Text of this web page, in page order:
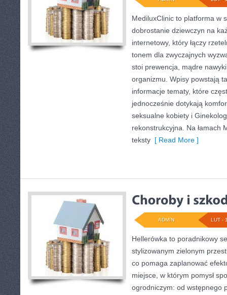
MediluxClinic to platforma w
dobrostanie dziewczyn na
internetowy, który łączy
tonem dla zwyczajnych
stoi prewencja, mądre
organizmu. Wpisy powstają
informacje tematy, które
jednocześnie dotykają
seksualne kobiety i
rekonstrukcyjna. Na łamach
teksty [ Read More ]
LUT -
ADMIN
Hellerówka to poradnikowy
stylizowanym zielonym
co pomaga zaplanować
miejsce, w którym pomysł
ogrodniczym: od wstępnego